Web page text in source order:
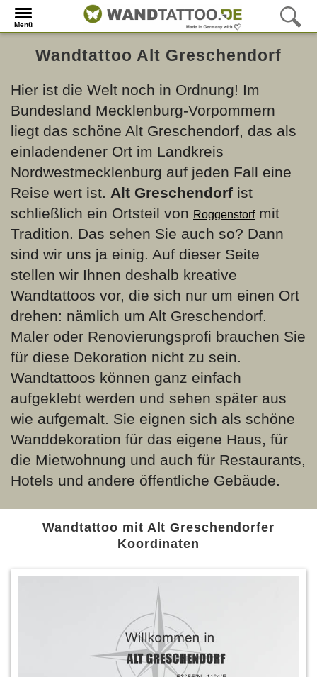
Menü
Wandtattoo Alt Greschendorf
Hier ist die Welt noch in Ordnung! Im
Bundesland Mecklenburg-Vorpommern
liegt das schöne Alt Greschendorf, das als
einladendener Ort im Landkreis
Nordwestmecklenburg auf jeden Fall eine
Reise wert ist. Alt Greschendorf ist
schließlich ein Ortsteil von Roggenstorfmit
Tradition. Das sehen Sie auch so? Dann
sind wir uns ja einig. Auf dieser Seite
stellen wir Ihnen deshalb kreative
Wandtattoos vor, die sich nur um einen Ort
drehen: nämlich um Alt Greschendorf.
Maler oder Renovierungsprofi brauchen Sie
für diese Dekoration nicht zu sein.
Wandtattoos können ganz einfach
aufgeklebt werden und sehen später aus
wie aufgemalt. Sie eignen sich als schöne
Wanddekoration für das eigene Haus, für
die Mietwohnung und auch für Restaurants,
Hotels und andere öffentliche Gebäude.
Wandtattoo mit Alt Greschendorfer
Koordinaten